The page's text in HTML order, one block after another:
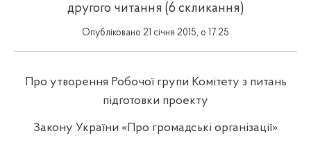
другого читання (6 скликання)
Опубліковано 21 січня 2015, о 17:25
Про утворення Робочої групи Комітету з питань
підготовки проекту
Закону України «Про громадські організації»